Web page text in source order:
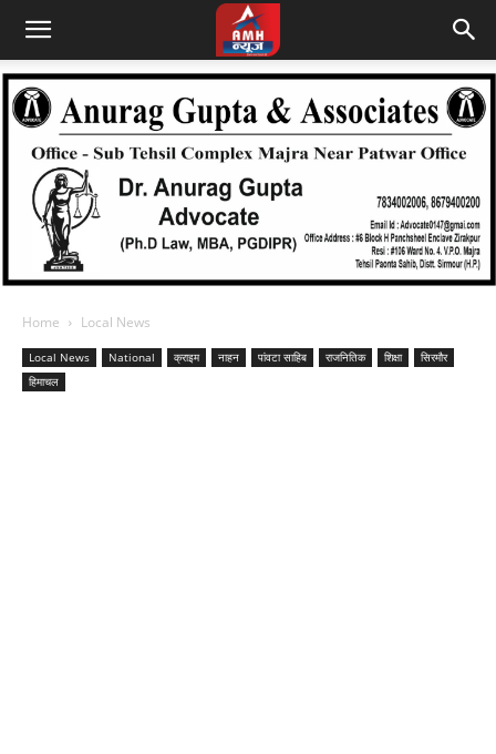
Home Local News
Local News National क्राइम नाहन पांवटा साहिब राजनितिक शिक्षा
सिरमौर
हिमाचल